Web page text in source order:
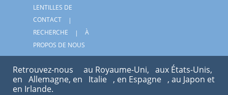
LENTILLES DE
CONTACT
RECHERCHE
À
PROPOS DE NOUS
Retrouvez-nous au Royaume-Uni, aux États-Unis,
en Allemagne, en Italie , en Espagne , au Japon et
en Irlande.